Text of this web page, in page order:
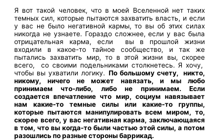
Я вот такой человек, что в моей Вселенной нет таких
темных сил, которые пытаются захватить власть, и если
у вас не было негативной кармы, то вы об этих силах
никогда не узнаете. Гораздо сложнее, если у вас была
отрицательная карма, если вы в прошлой жизни
входили в какое-то тайное сообщество, и так же
пытались захватить мир, то в этой жизни вы, скорее
всего, со своими подельниками столкнетесь. Я хочу,
чтобы вы ухватили логику. По большому счету, никто,
никому, ничего не может навязать, и мы любо
принимаем что-либо, либо не принимаем. Если
создается впечатление что мир, социум навязывает
нам какие-то темные силы или какие-то группы,
которые пытаются манипулировать всем миром, то,
скорее всего, у вас негативная карма, заключающаяся
в том, что вы когда-то были частью этой силы, а потом
разошлись по разные стороны баррикад.